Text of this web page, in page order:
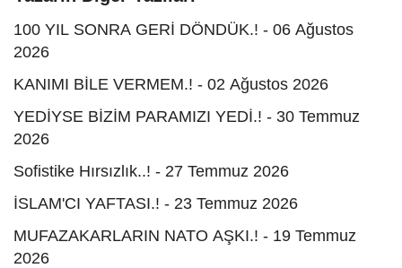
100 YIL SONRA GERİ DÖNDÜK.! - 06 Ağustos
2026
KANIMI BİLE VERMEM.! - 02 Ağustos 2026
YEDİYSE BİZİM PARAMIZI YEDİ.! - 30 Temmuz
2026
Sofistike Hırsızlık..! - 27 Temmuz 2026
İSLAM'CI YAFTASI.! - 23 Temmuz 2026
MUFAZAKARLARIN NATO AŞKI.! - 19 Temmuz
2026